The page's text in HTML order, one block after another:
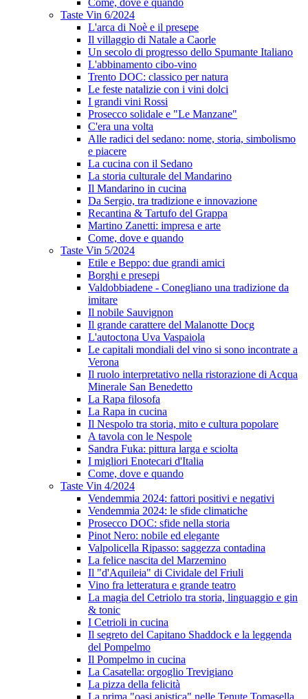
Come, dove e quando
Taste Vin 6/2024
L'arca di Noè e il presepe
Il villaggio di Natale a Caorle
Un secolo di progresso dello Spumante Italiano
L'abbinamento cibo-vino
Trento DOC: classico per natura
Le feste natalizie con i vini dolci
I grandi vini Rossi
Prosecco solidale e "Le Manzane"
C'era una volta
Alle radici del sedano: nome, storia, simbolismo
e piacere
La cucina con il Sedano
La storia culturale del Mandarino
Il Mandarino in cucina
Da Sergio, tra tradizione e innovazione
Recantina & Tartufo del Grappa
Martino Zanetti: impresa e arte
Come, dove e quando
Taste Vin 5/2024
Etile e Beppo: due grandi amici
Borghi e presepi
Valdobbiadene - Conegliano una tradizione da
imitare
Il nobile Sauvignon
Il grande carattere del Malanotte Docg
L'autoctona Uva Vaspaiola
Le capitali mondiali del vino si sono incontrate a
Verona
Il ruolo interpretativo nella ristorazione di Acqua
Minerale San Benedetto
La Rapa filosofa
La Rapa in cucina
Il Nespolo tra storia, mito e cultura popolare
A tavola con le Nespole
Sandra Fuka: pittura larga e sciolta
I migliori Enotecari d'Italia
Come, dove e quando
Taste Vin 4/2024
Vendemmia 2024: fattori positivi e negativi
Vendemmia 2024: le sfide climatiche
Prosecco DOC: sfide nella storia
Pinot Nero: nobile ed elegante
Valpolicella Ripasso: saggezza contadina
La felice nascita del Marzemino
Il "d'Aquileia" di Cividale del Friuli
Vino fra letteratura e grande teatro
La magia del Cetriolo tra storia, linguaggio e gin
& tonic
I Cetrioli in cucina
Il segreto del Capitano Shaddock e la leggenda
del Pompelmo
Il Pompelmo in cucina
La Casatella: orgoglio Trevigiano
La pizza della felicità
La prima "oasi apistica" nelle Tenute Tomasella